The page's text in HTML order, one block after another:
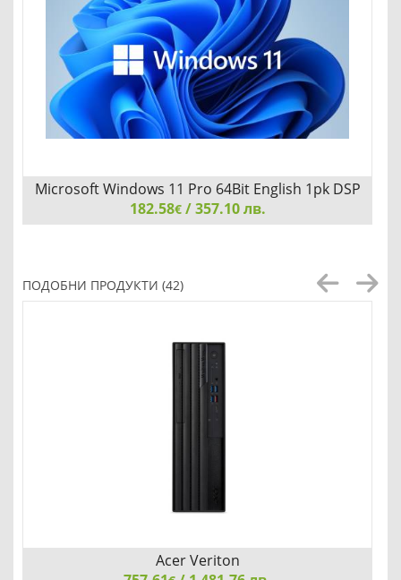
Microsoft Windows 11 Pro 64Bit English 1pk DSP
OEI DVD
182.58€/ 357.10 лв.
ПОДОБНИ ПРОДУКТИ (42)
Acer Veriton